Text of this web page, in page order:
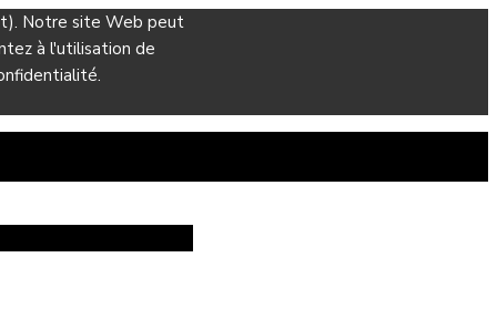
Notre site Web peut
à l'utilisation de